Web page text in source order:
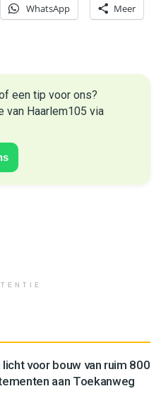
WhatsApp Meer
een tip voor ons?
van Haarlem105 via
licht voor bouw van ruim 800
aan Toekanweg